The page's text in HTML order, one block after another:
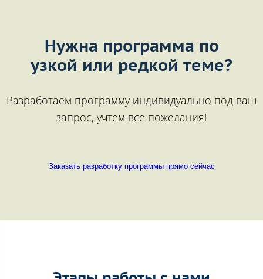
Нужна программа по
узкой или редкой теме?
Разработаем программу индивидуально под ваш
запрос, учтем все пожелания!
Заказать разработку программы прямо сейчас